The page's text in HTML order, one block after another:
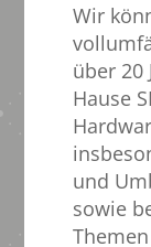
Wir
über 20
Hause
und
sowie